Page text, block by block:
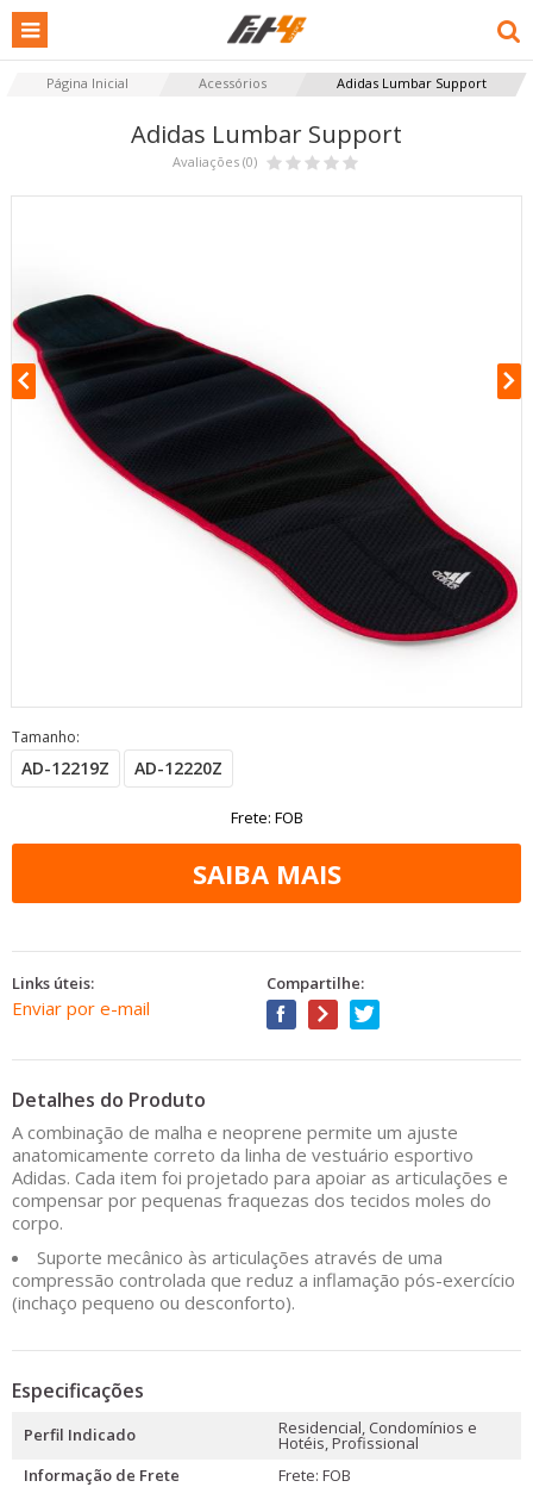
Página Inicial Acessórios Adidas Lumbar Support
Adidas Lumbar Support
Avaliações (0)
Tamanho:
AD-12219Z AD-12220Z
Frete: FOB
Links úteis:
Enviar por e-mail
Compartilhe:
Detalhes do Produto
A combinação de malha e neoprene permite um ajuste
anatomicamente correto da linha de vestuário esportivo
Adidas. Cada item foi projetado para apoiar as articulações e
compensar por pequenas fraquezas dos tecidos moles do
corpo.
Suporte mecânico às articulações através de uma
compressão controlada que reduz a inflamação pós-exercício
(inchaço pequeno ou desconforto).
Especificações
Perfil Indicado Residencial, Condomínios e
Hotéis, Profissional
Informação de Frete
Frete: FOB